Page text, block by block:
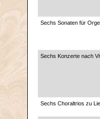
Sechs Sonaten für
Sechs Konzerte nach
Sechs Choraltrios zu